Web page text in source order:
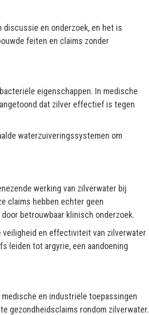
discussie en onderzoek, en het is
feiten en claims zonder
eigenschappen. In medische
dat zilver effectief is tegen
waterzuiveringssystemen om
werking van zilverwater bij
claims hebben echter geen
betrouwbaar klinisch onderzoek.
en effectiviteit van zilverwater
leiden tot argyrie, een aandoening
en industriële toepassingen
gezondheidsclaims rondom zilverwater.